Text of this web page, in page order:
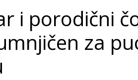
i porodični
za